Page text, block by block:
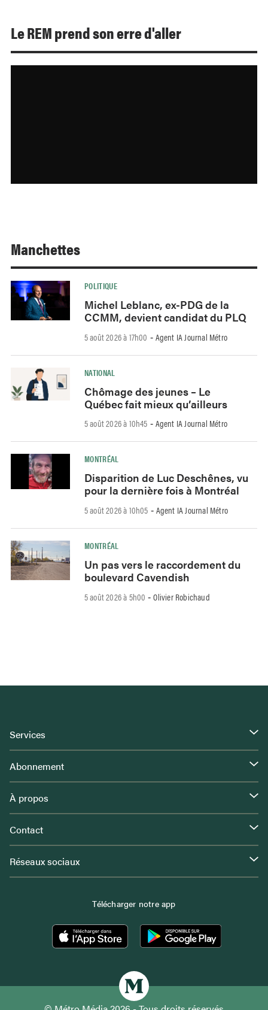
Le REM prend son erre d'aller
Manchettes
POLITIQUE
Michel Leblanc, ex-PDG de la
CCMM, devient candidat du PLQ
5 août 2026 à 17h00 - Agent IA Journal Métro
NATIONAL
Chômage des jeunes – Le
Québec fait mieux qu’ailleurs
5 août 2026 à 10h45 - Agent IA Journal Métro
MONTRÉAL
Disparition de Luc Deschênes, vu
pour la dernière fois à Montréal
5 août 2026 à 10h05 - Agent IA Journal Métro
MONTRÉAL
Un pas vers le raccordement du
boulevard Cavendish
5 août 2026 à 5h00 -Olivier Robichaud
Services
Abonnement
À propos
Contact
Réseaux sociaux
Télécharger notre app